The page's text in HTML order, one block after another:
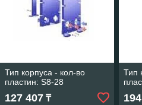
Тип корпуса - кол-во
пластин: S8-28
127 407₸
Тип